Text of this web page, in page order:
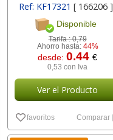
Ref: KF17321 [ 166206 ]
Disponible
Tarifa :0,79
Ahorro hasta: 44%
desde:0.44€
0,53 con Iva
Ver el Producto
favoritos Comparar